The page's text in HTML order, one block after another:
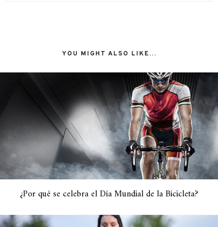
YOU MIGHT ALSO LIKE...
¿Por qué se celebra el Día Mundial de la Bicicleta?